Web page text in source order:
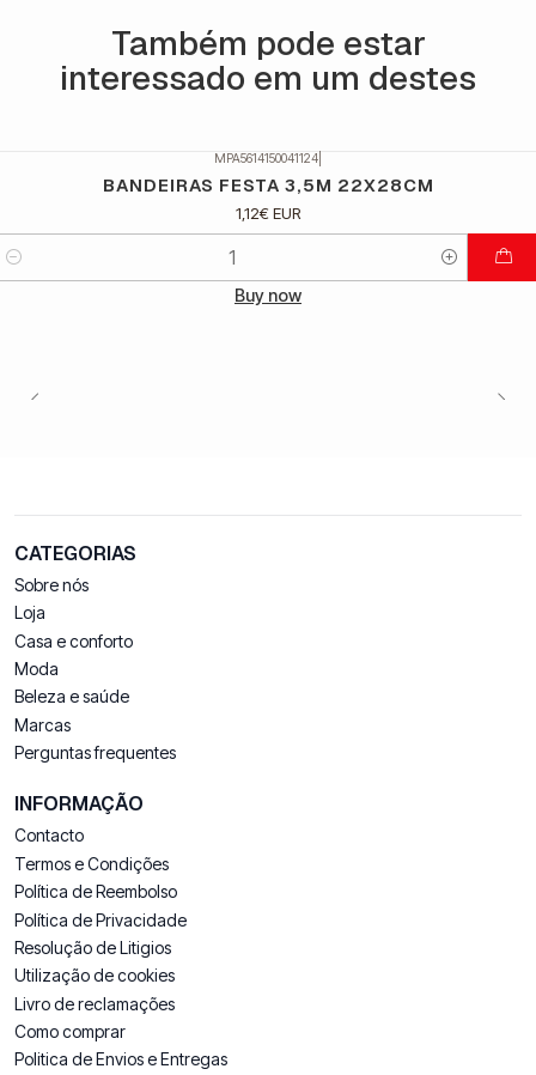
Também pode estar
interessado em um destes
MPA5614150041124
BANDEIRAS FESTA 3,5M 22X28CM
1,12€ EUR
Buy now
CATEGORIAS
Sobre nós
Loja
Casa e conforto
Moda
Beleza e saúde
Marcas
Perguntas frequentes
INFORMAÇÃO
Contacto
Termos e Condições
Política de Reembolso
Política de Privacidade
Resolução de Litigios
Utilização de cookies
Livro de reclamações
Como comprar
Politica de Envios e Entregas